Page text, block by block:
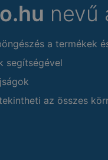
nevű
a termékek
segítségével
az összes